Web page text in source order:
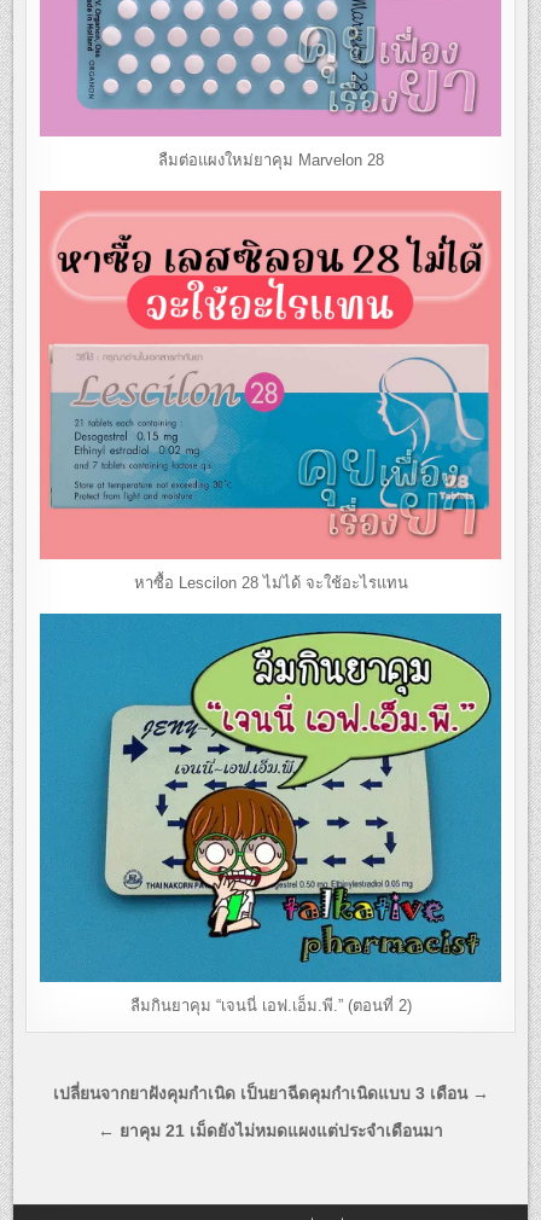
ลืมต่อแผงใหม่ยาคุม Marvelon 28
หาซื้อ Lescilon 28 ไม่ได้ จะใช้อะไรแทน
ลืมกินยาคุม “เจนนี่ เอฟ.เอ็ม.พี.” (ตอนที่ 2)
แนะแนว
เปลี่ยนจากยาฝังคุมกำเนิด เป็นยาฉีดคุมกำเนิดแบบ 3 เดือน →
← ยาคุม 21 เม็ดยังไม่หมดแผงแต่ประจำเดือนมา